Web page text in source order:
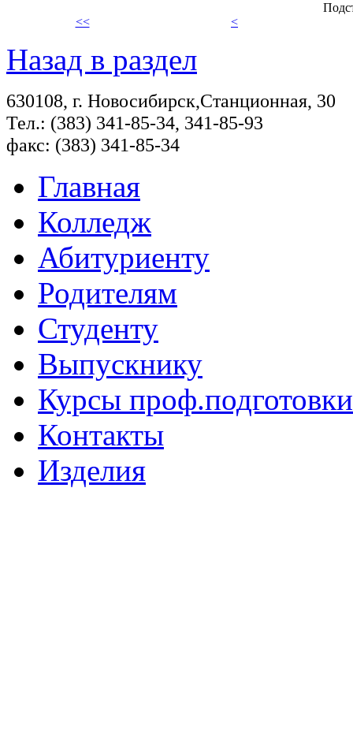
<<
<
Назад в раздел
630108, г. Новосибирск,Станционная, 30
Тел.: (383) 341-85-34, 341-85-93
факс: (383) 341-85-34
Главная
Колледж
Абитуриенту
Родителям
Студенту
Выпускнику
Курсы проф.подготовки
Контакты
Изделия